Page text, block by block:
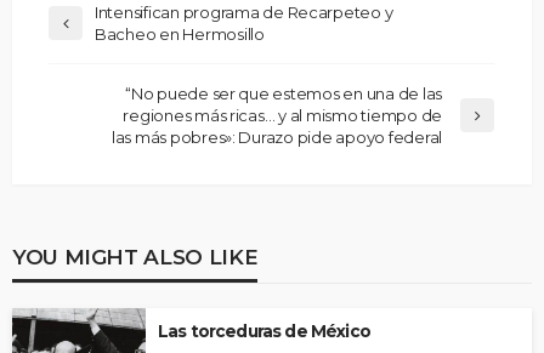
Intensifican programa de Recarpeteo y
Bacheo en Hermosillo
“No puede ser que estemos en una de las
regiones más ricas… y al mismo tiempo de
las más pobres»: Durazo pide apoyo federal
YOU MIGHT ALSO LIKE
Las torceduras de México